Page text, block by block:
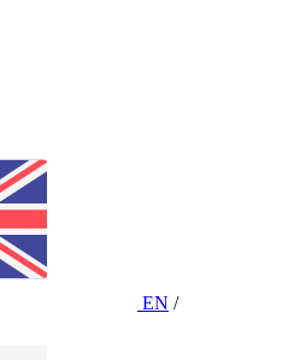
EN /